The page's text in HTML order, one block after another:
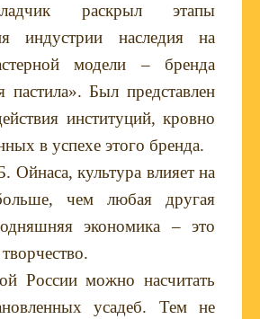
раскрыл этапы
индустрии наследия на
модели – бренда
пастила». Был представлен
институций, кровно
в успехе этого бренда.
культура влияет на
чем любая другая
экономика – это
России можно насчитать
усадеб. Тем не